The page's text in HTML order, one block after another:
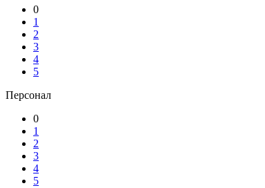
0
1
2
3
4
5
Персонал
0
1
2
3
4
5